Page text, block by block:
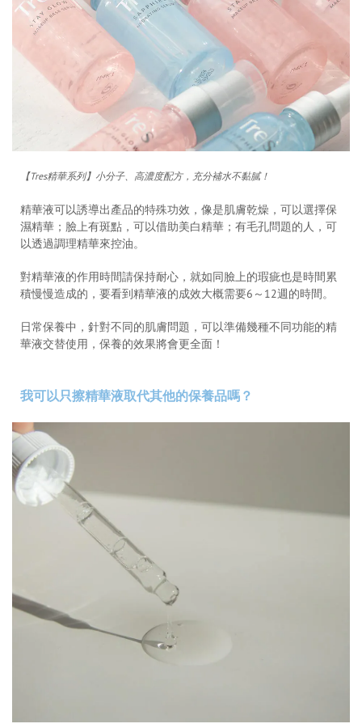
【Tres精華系列】 小分子、高濃度配方，充分補水不黏膩！
精華液可以誘導出產品的特殊功效，像是肌膚乾燥，可以選擇保
濕精華；臉上有斑點，可以借助美白精華；有毛孔問題的人，可
以透過調理精華來控油。
對精華液的作用時間請保持耐心，就如同臉上的瑕疵也是時間累
積慢慢造成的，要看到精華液的成效大概需要6～12週的時間。
日常保養中，針對不同的肌膚問題，可以準備幾種不同功能的精
華液交替使用，保養的效果將會更全面！
我可以只擦精華液取代其他的保養品嗎？